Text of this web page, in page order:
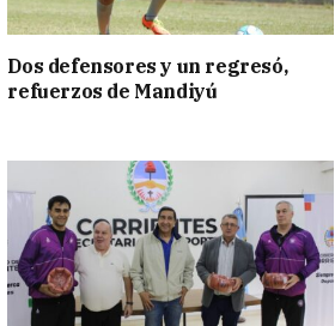
Dos defensores y un regresó,
refuerzos de Mandiyú